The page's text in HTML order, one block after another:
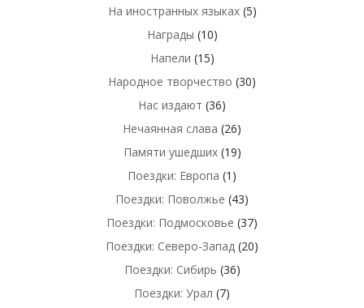
На иностранных языках(5)
Награды (10)
Напели (15)
Народное творчество (30)
Нас издают (36)
Нечаянная слава (26)
Памяти ушедших(19)
Поездки: Европа (1)
Поездки: Поволжье (43)
Поездки: Подмосковье (37)
Поездки: Северо-Запад (20)
Поездки: Сибирь (36)
Поездки: Урал (7)